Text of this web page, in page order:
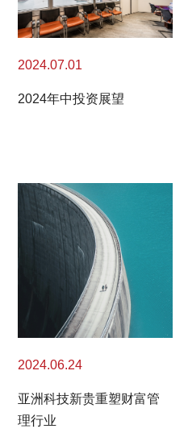
2024.07.01
2024年中投资展望
2024.06.24
亚洲科技新贵重塑财富管
理行业